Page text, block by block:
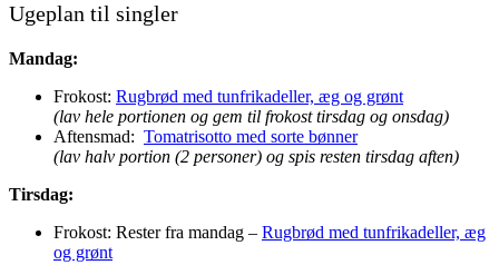
Ugeplan til singler
Mandag:
Frokost: Rugbrød med tunfrikadeller, æg og grønt
(lav hele portionen og gem til frokost tirsdag og onsdag)
Aftensmad: Tomatrisotto med sorte bønner
(lav halv portion (2 personer) og spis resten tirsdag aften)
Tirsdag:
Frokost: Rester fra mandag – Rugbrød med tunfrikadeller, æg
og grønt